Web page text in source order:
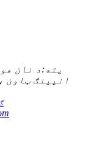
پته:
انپینګ ټاون